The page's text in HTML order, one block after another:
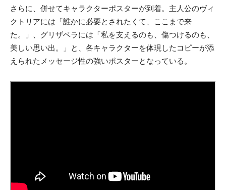
さらに、併せてキャラクターポスターが到着。主人公のヴィ
クトリアには「誰かに必要とされたくて、ここまで来
た。」、グリザベラには「私を支えるのも、傷つけるのも、
美しい思い出。」と、各キャラクターを体現したコピーが添
えられたメッセージ性の強いポスターとなっている。